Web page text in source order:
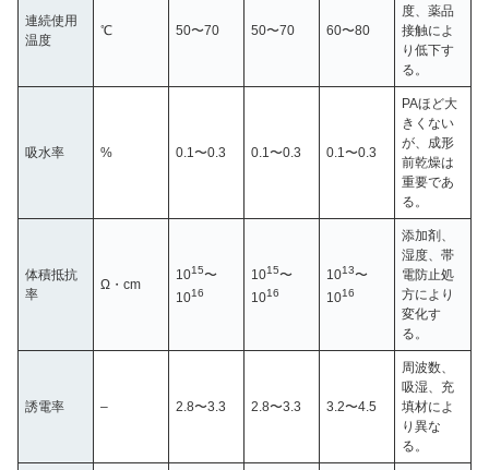
連続使用
温度
℃ 50〜70 50〜70 60〜80
度、薬品
接触によ
り低下す
る。
吸水率 % 0.1〜0.3 0.1〜0.3 0.1〜0.3
PAほど大
きくない
が、成形
前乾燥は
重要であ
る。
体積抵抗
率
Ω・cm
1015〜
1016
1015〜
1016
1013〜
1016
添加剤、
湿度、帯
電防止処
方により
変化す
る。
誘電率 – 2.8〜3.3 2.8〜3.3 3.2〜4.5
周波数、
吸湿、充
填材によ
り異な
る。